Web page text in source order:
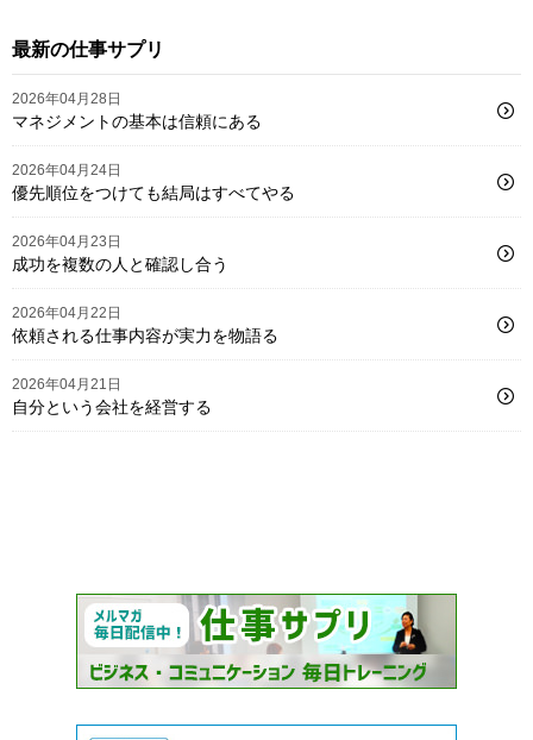
最新の仕事サプリ
2026年04月28日
マネジメントの基本は信頼にある
2026年04月24日
優先順位をつけても結局はすべてやる
2026年04月23日
成功を複数の人と確認し合う
2026年04月22日
依頼される仕事内容が実力を物語る
2026年04月21日
自分という会社を経営する